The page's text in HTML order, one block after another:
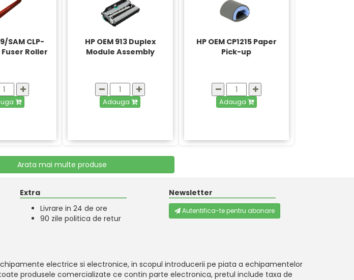
SAM CLP-
Roller
HP OEM 913 Duplex
Module Assembly
Adauga
HP OEM CP1215 Paper
Pick-up
Adauga
Arata mai multe produse
Extra
Livrare in 24 de ore
90 zile politica de retur
Newsletter
Autentifica-te pentru abonare
electrice si electronice, in scopul introducerii pe piata a echipamentelor
produsele comercializate ce contin parte electronica, pretul include taxa de